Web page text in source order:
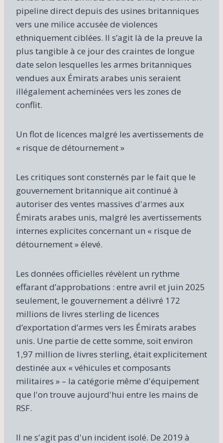
pipeline direct depuis des usines britanniques
vers une milice accusée de violences
ethniquement ciblées. Il s’agit là de la preuve la
plus tangible à ce jour des craintes de longue
date selon lesquelles les armes britanniques
vendues aux Émirats arabes unis seraient
illégalement acheminées vers les zones de
conflit.
Un flot de licences malgré les avertissements de
« risque de détournement »
Les critiques sont consternés par le fait que le
gouvernement britannique ait continué à
autoriser des ventes massives d'armes aux
Émirats arabes unis, malgré les avertissements
internes explicites concernant un « risque de
détournement » élevé.
Les données officielles révèlent un rythme
effarant d’approbations : entre avril et juin 2025
seulement, le gouvernement a délivré 172
millions de livres sterling de licences
d’exportation d’armes vers les Émirats arabes
unis. Une partie de cette somme, soit environ
1,97 million de livres sterling, était explicitement
destinée aux « véhicules et composants
militaires » – la catégorie même d'équipement
que l'on trouve aujourd'hui entre les mains de
RSF.
Il ne s'agit pas d'un incident isolé. De 2019 à